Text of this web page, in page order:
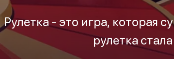
Рулетка - это игра, которая
рулетка